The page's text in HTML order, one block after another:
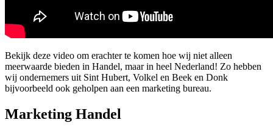
Bekijk deze video om erachter te komen hoe wij niet alleen
meerwaarde bieden in Handel, maar in heel Nederland! Zo hebben
wij ondernemers uit Sint Hubert, Volkel en Beek en Donk
bijvoorbeeld ook geholpen aan een marketing bureau.
Marketing Handel